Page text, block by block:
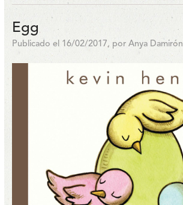
Egg
Publicado el 16/02/2017, por Anya Damirón